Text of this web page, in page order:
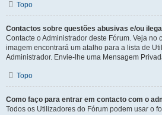
Topo
Contactos sobre questões abusivas e/ou
Contacte o Administrador deste Fórum. Veja no
imagem encontrará um atalho para a lista de
Administrador. Envie-lhe uma Mensagem
Topo
Como faço para entrar em contacto com o
Todos os Utilizadores do Fórum podem usar o